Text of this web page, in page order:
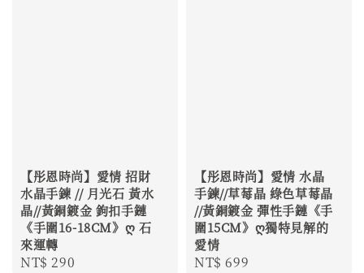
【彤恩時尚】愛情 招財
水晶手鍊 // 月光石 黃水
晶//黃銅鍍金 鉤扣手鏈
《手圍16-18CM》ღ 石
來運轉
Regular
NT$ 290
【彤恩時尚】愛情 水晶
手鍊//草莓晶 綠色草莓晶
//黃銅鍍金 彈性手鏈《手
圍15CM》ღ獨特見解的
愛情
Regular
NT$ 699